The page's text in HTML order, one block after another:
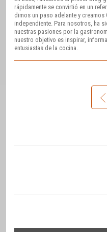
rápidamente se convirtió en un
dimos un paso adelante y creamos
independiente. Para nosotros, ha
nuestras pasiones por la
nuestro objetivo es inspirar,
entusiastas de la cocina.